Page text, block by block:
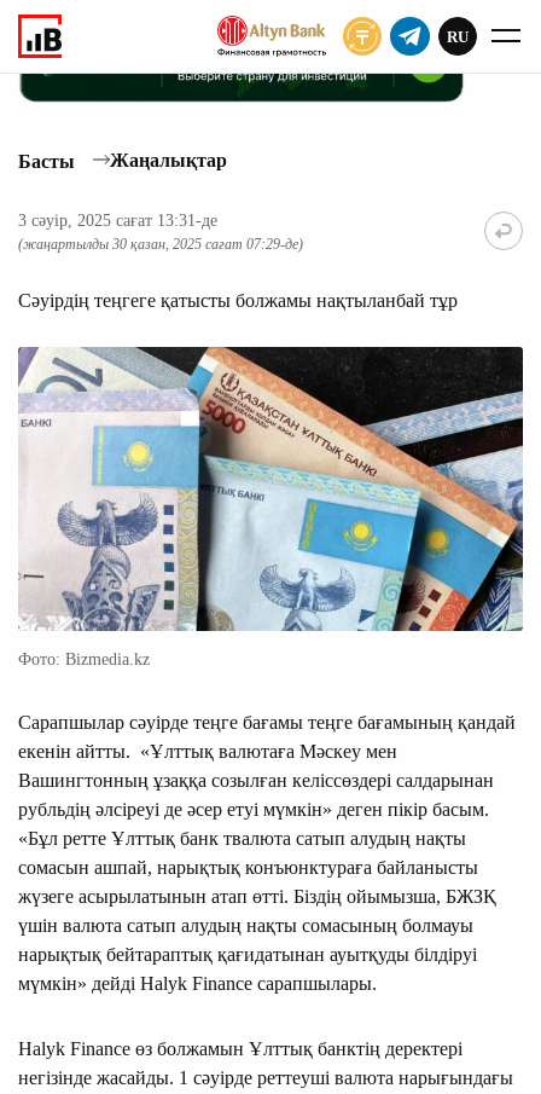
ЖАЗЫЛУ
RU
Басты Жаңалықтар
3 сәуір, 2025 сағат 13:31-де
(жаңартылды 30 қазан, 2025 сағат 07:29-де)
Сәуірдің теңгеге қатысты болжамы нақтыланбай тұр
Фото: Bizmedia.kz
Сарапшылар сәуірде теңге бағамы теңге бағамының қандай
екенін айтты. «Ұлттық валютаға Мәскеу мен
Вашингтонның ұзаққа созылған келіссөздері салдарынан
рубльдің әлсіреуі де әсер етуі мүмкін» деген пікір басым.
«Бұл ретте Ұлттық банк твалюта сатып алудың нақты
сомасын ашпай, нарықтық конъюнктураға байланысты
жүзеге асырылатынын атап өтті. Біздің ойымызша, БЖЗҚ
үшін валюта сатып алудың нақты сомасының болмауы
нарықтық бейтараптық қағидатынан ауытқуды білдіруі
мүмкін» дейді Halyk Finance сарапшылары.
Halyk Finance өз болжамын Ұлттық банктің деректері
негізінде жасайды. 1 сәуірде реттеуші валюта нарығындағы